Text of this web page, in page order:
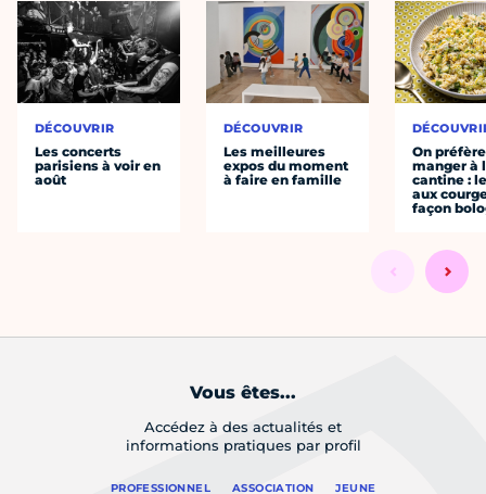
DÉCOUVRIR
Les concerts
parisiens à voir en
août
DÉCOUVRIR
Les meilleures
expos du moment
à faire en famille
On préfère
manger à
cantine :
aux
façon
Vous êtes...
Accédez à des actualités et
informations pratiques par profil
PROFESSIONNEL ASSOCIATION JEUNE